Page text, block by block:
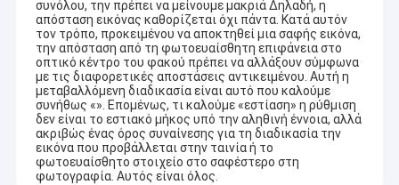
συνόλου, την πρέπει να μείνουμε μακριά Δηλαδή, η
απόσταση εικόνας καθορίζεται όχι πάντα. Κατά αυτόν
τον τρόπο, προκειμένου να αποκτηθεί μια σαφής εικόνα,
την απόσταση από τη φωτοευαίσθητη επιφάνεια στο
οπτικό κέντρο του φακού πρέπει να αλλάξουν σύμφωνα
με τις διαφορετικές αποστάσεις αντικειμένου. Αυτή η
μεταβαλλόμενη διαδικασία είναι αυτό που καλούμε
συνήθως «». Επομένως, τι καλούμε «εστίαση» η ρύθμιση
δεν είναι το εστιακό μήκος υπό την αληθινή έννοια, αλλά
ακριβώς ένας όρος συναίνεσης για τη διαδικασία την
εικόνα που προβάλλεται στην ταινία ή το
φωτοευαίσθητο στοιχείο στο σαφέστερο στη
φωτογραφία. Αυτός είναι όλος.